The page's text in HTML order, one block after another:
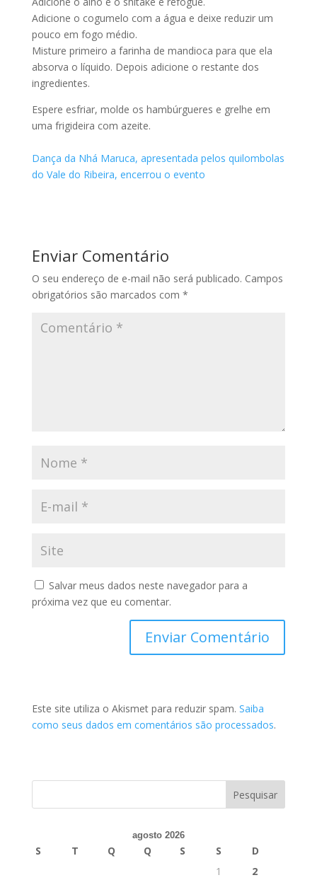
Adicione o cogumelo com a água e deixe reduzir um
pouco em fogo médio.
Misture primeiro a farinha de mandioca para que ela
absorva o líquido. Depois adicione o restante dos
ingredientes.
Espere esfriar, molde os hambúrgueres e grelhe em
uma frigideira com azeite.
Dança da Nhá Maruca, apresentada pelos quilombolas
do Vale do Ribeira, encerrou o evento
Enviar Comentário
O seu endereço de e-mail não será publicado. Campos
obrigatórios são marcados com *
Salvar meus dados neste navegador para a
próxima vez que eu comentar.
Este site utiliza o Akismet para reduzir spam. Saiba
como seus dados em comentários são processados.
agosto 2026
S T Q Q S S
D
1
2